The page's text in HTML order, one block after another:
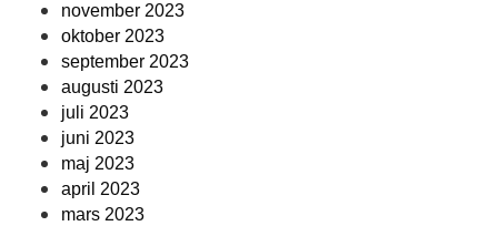
november 2023
oktober 2023
september 2023
augusti 2023
juli 2023
juni 2023
maj 2023
april 2023
mars 2023